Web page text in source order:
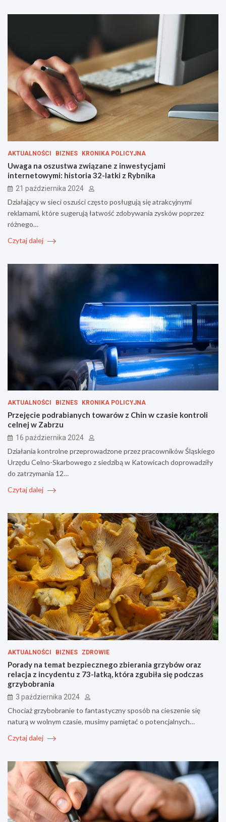
AKTUALNOŚCI BIZNES KRONIKA POLICYJNA
Uwaga na oszustwa związane z inwestycjami
internetowymi: historia 32-latki z Rybnika
21 października 2024
Działający w sieci oszuści często posługują się atrakcyjnymi
reklamami, które sugerują łatwość zdobywania zysków poprzez
różnego…
Czytaj dalej
AKTUALNOŚCI BIZNES KRONIKA POLICYJNA
Przejęcie podrabianych towarów z Chin w czasie kontroli
celnej w Zabrzu
16 października 2024
Działania kontrolne przeprowadzone przez pracowników Śląskiego
Urzędu Celno-Skarbowego z siedzibą w Katowicach doprowadziły
do zatrzymania 12…
Czytaj dalej
AKTUALNOŚCI BIZNES ZDROWIE
Porady na temat bezpiecznego zbierania grzybów oraz
relacja z incydentu z 73-latką, która zgubiła się podczas
grzybobrania
3 października 2024
Chociaż grzybobranie to fantastyczny sposób na cieszenie się
naturą w wolnym czasie, musimy pamiętać o potencjalnych…
Czytaj dalej